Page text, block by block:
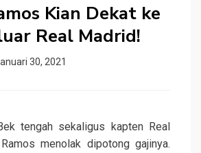
Kian Dekat ke
Real Madrid!
30, 2021
tengah sekaligus kapten Real
menolak dipotong gajinya.